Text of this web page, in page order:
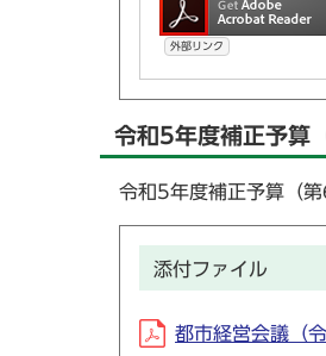
外部リンク
令和5年度補正予算
令和5年度補正予算（第
添付ファイル
都市経営会議（